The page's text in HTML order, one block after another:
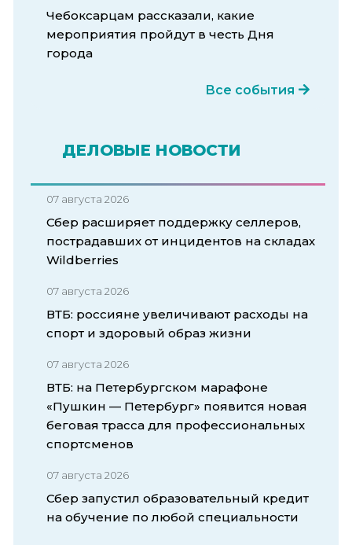
Чебоксарцам рассказали, какие
мероприятия пройдут в честь Дня
города
Все события
ДЕЛОВЫЕ НОВОСТИ
07 августа 2026
Сбер расширяет поддержку селлеров,
пострадавших от инцидентов на складах
Wildberries
07 августа 2026
ВТБ: россияне увеличивают расходы на
спорт и здоровый образ жизни
07 августа 2026
ВТБ: на Петербургском марафоне
«Пушкин — Петербург» появится новая
беговая трасса для профессиональных
спортсменов
07 августа 2026
Сбер запустил образовательный кредит
на обучение по любой специальности